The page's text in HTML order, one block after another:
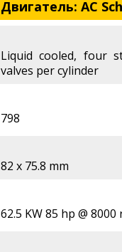
Двигатель: AC
Liquid cooled, four
valves per cylinder
798
82 x 75.8 mm
62.5 KW 85 hp @ 8000